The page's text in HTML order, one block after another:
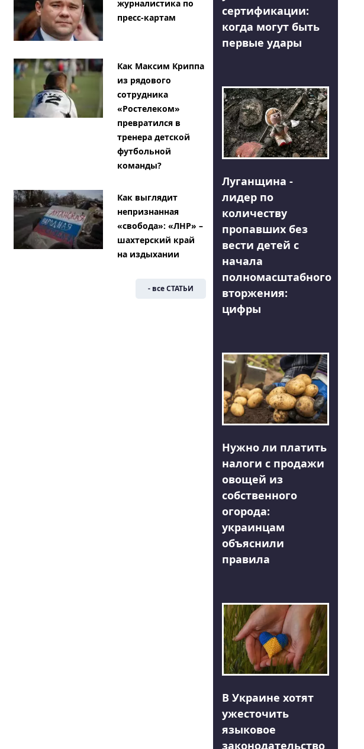
журналистика по
пресс-картам
Как Максим Криппа
из рядового
сотрудника
«Ростелеком»
превратился в
тренера детской
футбольной
команды?
Как выглядит
непризнанная
«свобода»: «ЛНР» –
шахтерский край
на издыхании
- все СТАТЬИ
сертификации:
когда могут быть
первые удары
Луганщина -
лидер по
количеству
пропавших без
вести детей с
начала
полномасштабного
вторжения:
цифры
Нужно ли платить
налоги с продажи
овощей из
собственного
огорода:
украинцам
объяснили
правила
В Украине хотят
ужесточить
языковое
законодательство